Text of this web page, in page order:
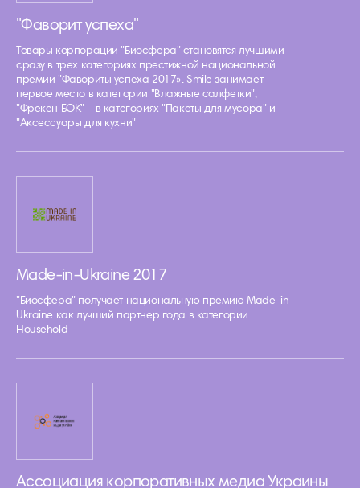
"Фаворит успеха"
Товары корпорации "Биосфера" становятся лучшими
сразу в трех категориях престижной национальной
премии "Фавориты успеха 2017». Smile занимает
первое место в категории "Влажные салфетки",
"Фрекен БОК" - в категориях "Пакеты для мусора" и
"Аксессуары для кухни"
Made-in-Ukraine 2017
"Биосфера" получает национальную премию Made-in-
Ukraine как лучший партнер года в категории
Household
Ассоциация корпоративных медиа Украины